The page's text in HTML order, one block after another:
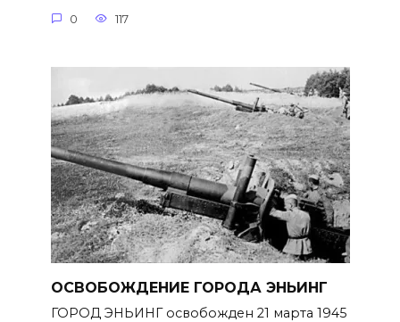
0 117
ОСВОБОЖДЕНИЕ ГОРОДА ЭНЬИНГ
ГОРОД ЭНЬИНГ освобожден 21 марта 1945